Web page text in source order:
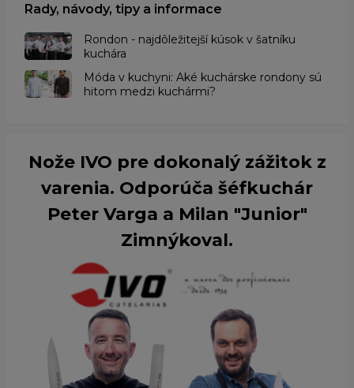
Rady, návody, tipy a informace
Rondon - najdôležitejší kúsok v šatníku
kuchára
​Móda v kuchyni: Aké kuchárske rondony sú
hitom medzi kuchármi?
Nože IVO pre dokonalý zážitok z
varenia. Odporúča šéfkuchár
Peter Varga a Milan "Junior"
Zimnýkoval.